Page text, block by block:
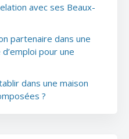
avec ses Beaux-
partenaire dans une
pour une
dans une maison
?